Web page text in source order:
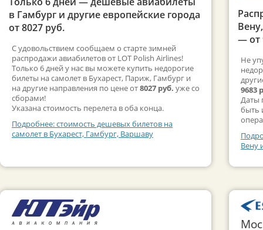
в Гамбург и другие европейские города
от 8027 руб.
С удовольствием сообщаем о старте зимней
распродажи авиабилетов от LOT Polish Airlines!
Только 6 дней у нас вы можете купить недорогие
билеты на самолет в Бухарест, Париж, Гамбург и
на другие направления по цене от8027 руб. уже со
сборами!
Указана стоимость перелета в оба конца.
Подробнее: стоимость дешевых билетов на
самолет в Бухарест, Гамбург, Варшаву
— от
Не
9683
Даты
быть
Вену